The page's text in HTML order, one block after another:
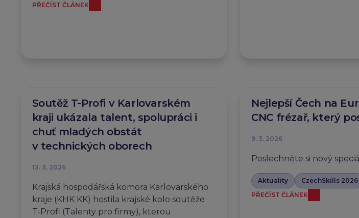
PŘEČÍST ČLÁNEK
Soutěž T-Profi v Karlovarském
kraji ukázala talent, spolupráci i
chuť mladých obstát
v technických oborech
13. 3. 2026
Krajská hospodářská komora Karlovarského
kraje (KHK KK) hostila krajské kolo soutěže
T-Profi (Talenty pro firmy), kterou
Nejlepší Čech na
CNC frézař, který
9. 3. 2026
Poslechněte si nový
Aktuality CzechSkills 2026
PŘEČÍST ČLÁNEK